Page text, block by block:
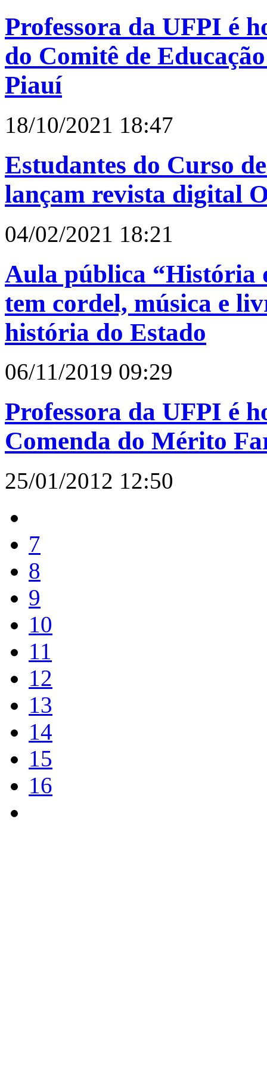
Professora da UFPI é
do Comitê de
Piauí
18/10/2021 18:47
Estudantes do Curso
lançam revista digital
04/02/2021 18:21
Aula pública “História
tem cordel, música e
história do Estado
06/11/2019 09:29
Professora da UFPI é
Comenda do Mérito
25/01/2012 12:50
7
8
9
10
11
12
13
14
15
16